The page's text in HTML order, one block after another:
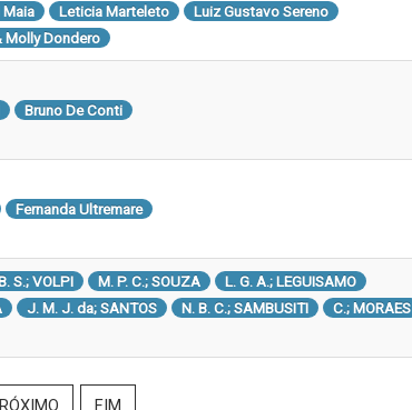
Maia Leticia Marteleto
Luiz Gustavo Sereno
Molly Dondero
Bruno De Conti
Fernanda Ultremare
S.; VOLPI M. P. C.; SOUZA
L. G. A.; LEGUISAMO
J. M. J. da; SANTOS N. B. C.; SAMBUSITI
C.; MORAES
FIM